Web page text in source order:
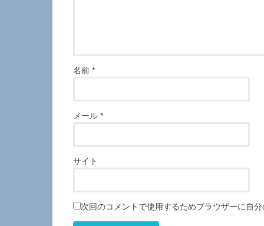
名前 *
メール *
サイト
次回のコメントで使用するためブラウザーに自